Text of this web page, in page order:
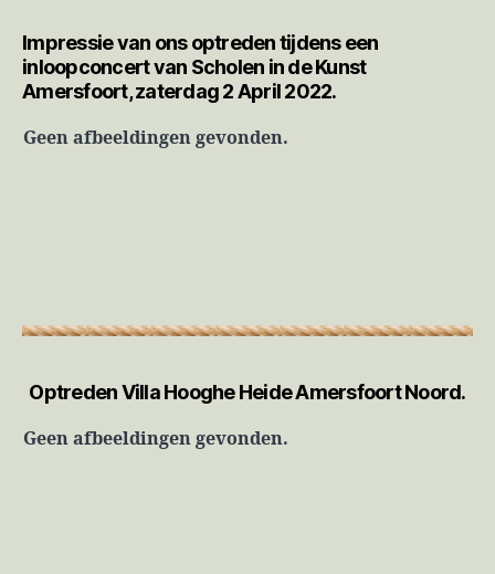
Impressie van ons optreden tijdens een
inloopconcert van Scholen in de Kunst
Amersfoort, zaterdag 2 April 2022.
Geen afbeeldingen gevonden.
Optreden Villa Hooghe Heide Amersfoort Noord.
Geen afbeeldingen gevonden.